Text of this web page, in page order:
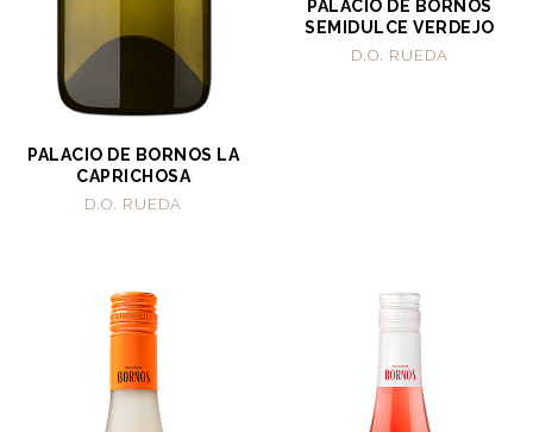
PALACIO DE BORNOS LA
CAPRICHOSA
D.O. RUEDA
PALACIO DE BORNOS
SEMIDULCE VERDEJO
D.O. RUEDA